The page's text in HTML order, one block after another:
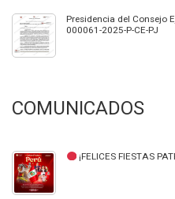
Presidencia del Consejo
000061-2025-P-CE-PJ
COMUNICADOS
¡FELICES FIESTAS